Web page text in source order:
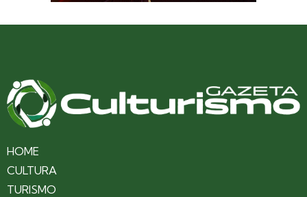
HOME
CULTURA
TURISMO